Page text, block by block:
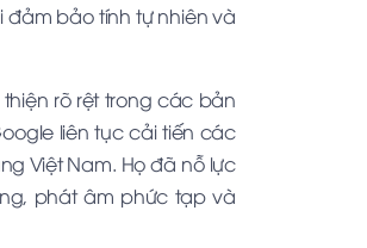
bảo tính tự nhiên và
rõ rệt trong các bản
liên tục cải tiến các
Việt Nam. Họ đã nỗ lực
phát âm phức tạp và